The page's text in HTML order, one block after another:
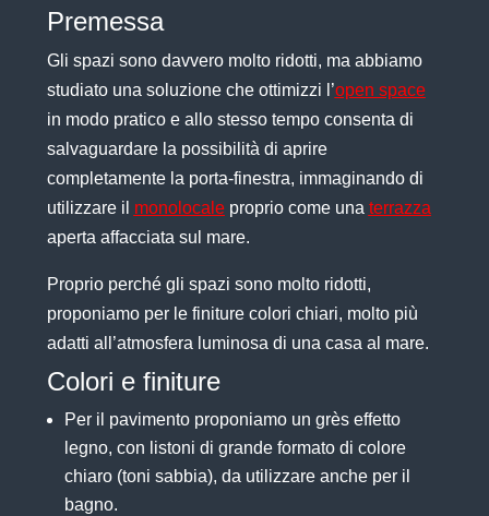
Premessa
Gli spazi sono davvero molto ridotti, ma abbiamo
studiato una soluzione che ottimizzi l’open space
in modo pratico e allo stesso tempo consenta di
salvaguardare la possibilità di aprire
completamente la porta-finestra, immaginando di
utilizzare il monolocaleproprio come una terrazza
aperta affacciata sul mare.
Proprio perché gli spazi sono molto ridotti,
proponiamo per le finiture colori chiari, molto più
adatti all’atmosfera luminosa di una casa al mare.
Colori e finiture
Per il pavimento proponiamo un grès effetto
legno, con listoni di grande formato di colore
chiaro (toni sabbia), da utilizzare anche per il
bagno.